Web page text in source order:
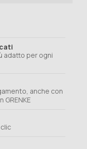
adatto per ogni
anche con